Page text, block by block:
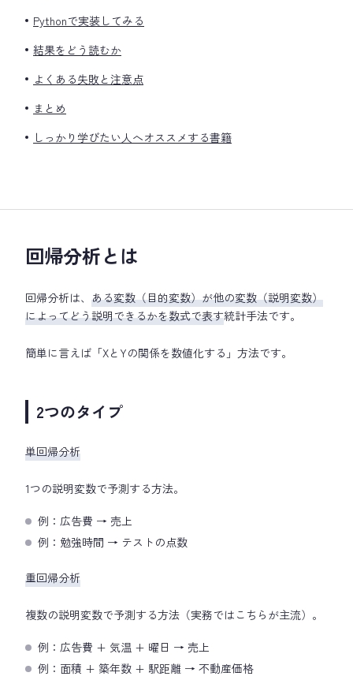
Pythonで実装してみる
結果をどう読むか
よくある失敗と注意点
まとめ
しっかり学びたい人へオススメする書籍
回帰分析とは
回帰分析は、 ある変数（目的変数）が他の変数（説明変数）
によってどう説明できるかを数式で表す統計手法です。
簡単に言えば「XとYの関係を数値化する」方法です。
2つのタイプ
単回帰分析
1つの説明変数で予測する方法。
例：広告費 → 売上
例：勉強時間 → テストの点数
重回帰分析
複数の説明変数で予測する方法（実務ではこちらが主流）。
例：広告費 + 気温 + 曜日 → 売上
例：面積 + 築年数 + 駅距離 → 不動産価格